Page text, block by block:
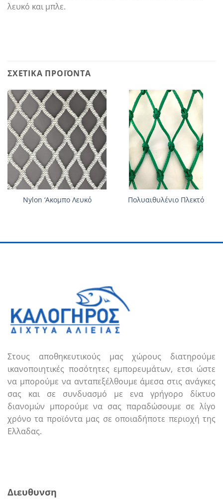
λευκό και μπλε.
ΣΧΕΤΙΚΆ ΠΡΟΪΌΝΤΑ
Nylon ‘Ακομπο Λευκό Πολυαιθυλένιο Πλεκτό
Στους αποθηκευτικούς μας χώρους διατηρούμε
ικανοποιητικές ποσότητες εμπορευμάτων, ετσι ώστε
να μπορούμε να ανταπεξέλθουμε άμεσα στις ανάγκες
σας και σε συνδυασμό με ενα γρήγορο δίκτυο
διανομών μπορούμε να σας παραδώσουμε σε λίγο
χρόνο τα προϊόντα μας σε οποιαδήποτε περιοχή της
Ελλαδας.
Διευθυνση